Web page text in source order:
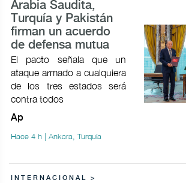
Arabia Saudita,
Turquía y Pakistán
firman un acuerdo
de defensa mutua
El pacto señala que un
ataque armado a cualquiera
de los tres estados será
contra todos
Ap
Hace 4 h | Ankara, Turquía
INTERNACIONAL >